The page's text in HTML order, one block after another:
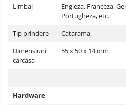
Limbaj
Engleza, Franceza,
Portugheza, etc.
Tip prindere
Catarama
Dimensiuni
carcasa
55 x 50 x 14 mm
Hardware